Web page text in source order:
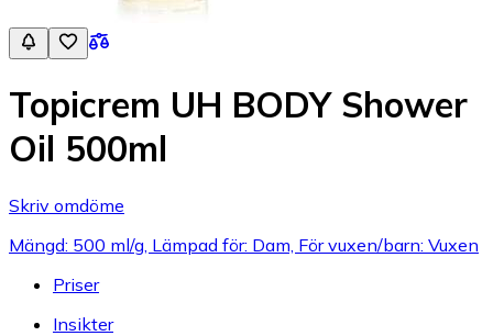
Topicrem UH BODY Shower
Oil 500ml
Skriv omdöme
Mängd: 500 ml/g, Lämpad för: Dam, För vuxen/barn: Vuxen
Priser
Insikter